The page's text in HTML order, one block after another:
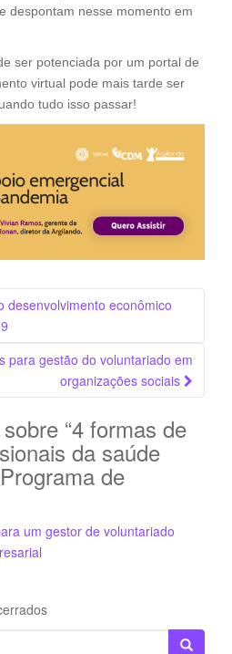
despontam nesse momento em
ser potenciada por um portal de
virtual pode mais tarde ser
tudo isso passar!
desenvolvimento econômico
para gestão do voluntariado em
organizações sociais
“4 formas de
da saúde
de
um gestor de voluntariado